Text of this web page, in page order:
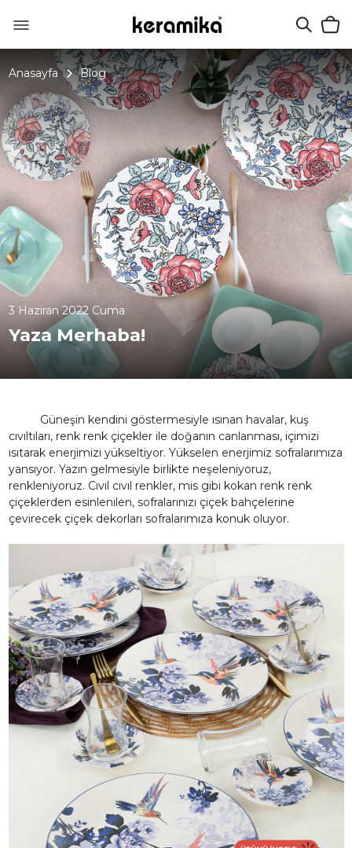
Anasayfa Blog
3 Haziran 2022 Cuma
Yaza Merhaba!
Güneşin kendini göstermesiyle ısınan havalar, kuş
cıvıltıları, renk renk çiçekler ile doğanın canlanması, içimizi
ısıtarak enerjimizi yükseltiyor. Yükselen enerjimiz sofralarımıza
yansıyor. Yazın gelmesiyle birlikte neşeleniyoruz,
renkleniyoruz. Cıvıl cıvıl renkler, mis gibi kokan renk renk
çiçeklerden esinlenilen, sofralarınızı çiçek bahçelerine
çevirecek çiçek dekorları sofralarımıza konuk oluyor.